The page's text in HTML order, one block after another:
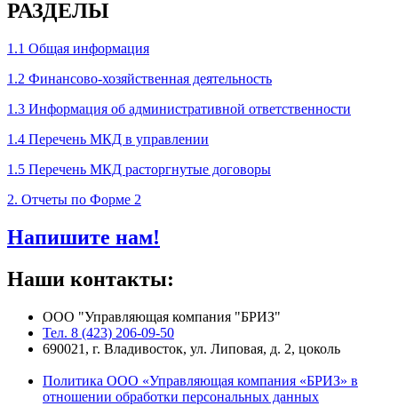
РАЗДЕЛЫ
1.1 Общая информация
1.2 Финансово-хозяйственная деятельность
1.3 Информация об административной ответственности
1.4 Перечень МКД в управлении
1.5 Перечень МКД расторгнутые договоры
2. Отчеты по Форме 2
Напишите нам!
Наши контакты:
ООО "Управляющая компания "БРИЗ"
Тел. 8 (423) 206-09-50
690021, г. Владивосток, ул. Липовая, д. 2, цоколь
Политика ООО «Управляющая компания «БРИЗ» в
отношении обработки персональных данных